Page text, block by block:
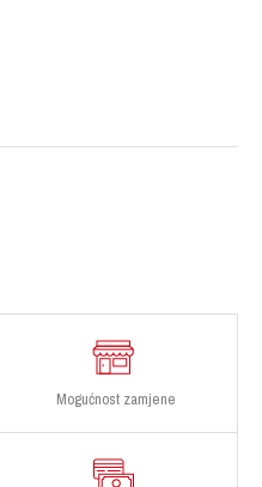
Mogućnost zamjene